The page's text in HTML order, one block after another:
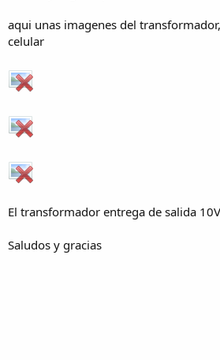
aqui unas imagenes del
celular
El transformador entrega de salida
Saludos y gracias